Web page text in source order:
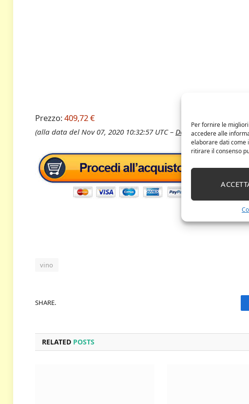
Per fornire le
accedere alle
elaborare dati come
ritirare il consenso
Prezzo:409,72 €
(alla data del Nov 07, 2020 10:32:57 UTC – Dettagli)
vino
SHARE.
RELATED POSTS